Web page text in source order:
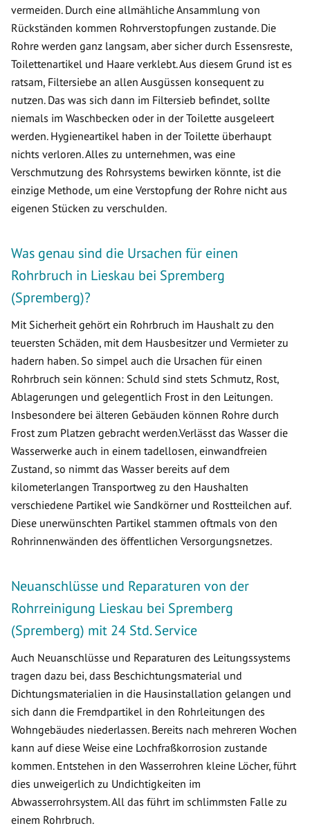
vermeiden. Durch eine allmähliche Ansammlung von
Rückständen kommen Rohrverstopfungen zustande. Die
Rohre werden ganz langsam, aber sicher durch Essensreste,
Toilettenartikel und Haare verklebt. Aus diesem Grund ist es
ratsam, Filtersiebe an allen Ausgüssen konsequent zu
nutzen. Das was sich dann im Filtersieb befindet, sollte
niemals im Waschbecken oder in der Toilette ausgeleert
werden. Hygieneartikel haben in der Toilette überhaupt
nichts verloren. Alles zu unternehmen, was eine
Verschmutzung des Rohrsystems bewirken könnte, ist die
einzige Methode, um eine Verstopfung der Rohre nicht aus
eigenen Stücken zu verschulden.
Was genau sind die Ursachen für einen
Rohrbruch in Lieskau bei Spremberg
(Spremberg)?
Mit Sicherheit gehört ein Rohrbruch im Haushalt zu den
teuersten Schäden, mit dem Hausbesitzer und Vermieter zu
hadern haben. So simpel auch die Ursachen für einen
Rohrbruch sein können: Schuld sind stets Schmutz, Rost,
Ablagerungen und gelegentlich Frost in den Leitungen.
Insbesondere bei älteren Gebäuden können Rohre durch
Frost zum Platzen gebracht werden.Verlässt das Wasser die
Wasserwerke auch in einem tadellosen, einwandfreien
Zustand, so nimmt das Wasser bereits auf dem
kilometerlangen Transportweg zu den Haushalten
verschiedene Partikel wie Sandkörner und Rostteilchen auf.
Diese unerwünschten Partikel stammen oftmals von den
Rohrinnenwänden des öffentlichen Versorgungsnetzes.
Neuanschlüsse und Reparaturen von der
Rohrreinigung Lieskau bei Spremberg
(Spremberg) mit 24 Std. Service
Auch Neuanschlüsse und Reparaturen des Leitungssystems
tragen dazu bei, dass Beschichtungsmaterial und
Dichtungsmaterialien in die Hausinstallation gelangen und
sich dann die Fremdpartikel in den Rohrleitungen des
Wohngebäudes niederlassen. Bereits nach mehreren Wochen
kann auf diese Weise eine Lochfraßkorrosion zustande
kommen. Entstehen in den Wasserrohren kleine Löcher, führt
dies unweigerlich zu Undichtigkeiten im
Abwasserrohrsystem. All das führt im schlimmsten Falle zu
einem Rohrbruch.